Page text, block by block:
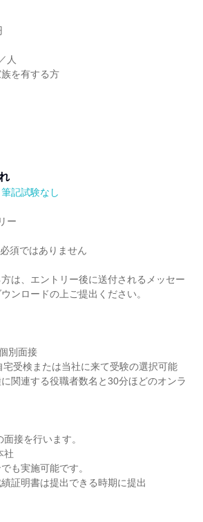
人
を有する方
記試験なし
ー
須ではありません
は、エントリー後に送付されるメッセー
ンロードの上ご提出ください。
別面接
受検または当社に来て受験の選択可能
関連する役職者数名と30分ほどのオンラ
接を行います。
社
も実施可能です。
証明書は提出できる時期に提出